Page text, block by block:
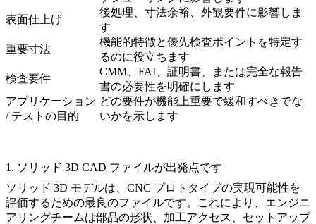
表面仕上げ
後処理、寸法余裕、外観要件に影響しま
す
重要寸法
機能的特徴と優先検査ポイントを特定す
るのに役立ちます
検査要件
CMM、FAI、証明書、または完全な報告
書の必要性を明確にします
アプリケーション
/ テストの目的
どの要件が機能上重要で緩和すべきでな
いかを示します
1. ソリッド 3D CAD ファイルが出発点です
ソリッド 3D モデルは、CNC プロトタイプの実現可能性を
評価するための最良のファイルです。これにより、エンジニ
アリングチームは部品の形状、加工アクセス、セットアップ